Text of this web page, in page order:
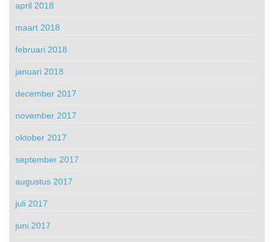
april 2018
maart 2018
februari 2018
januari 2018
december 2017
november 2017
oktober 2017
september 2017
augustus 2017
juli 2017
juni 2017